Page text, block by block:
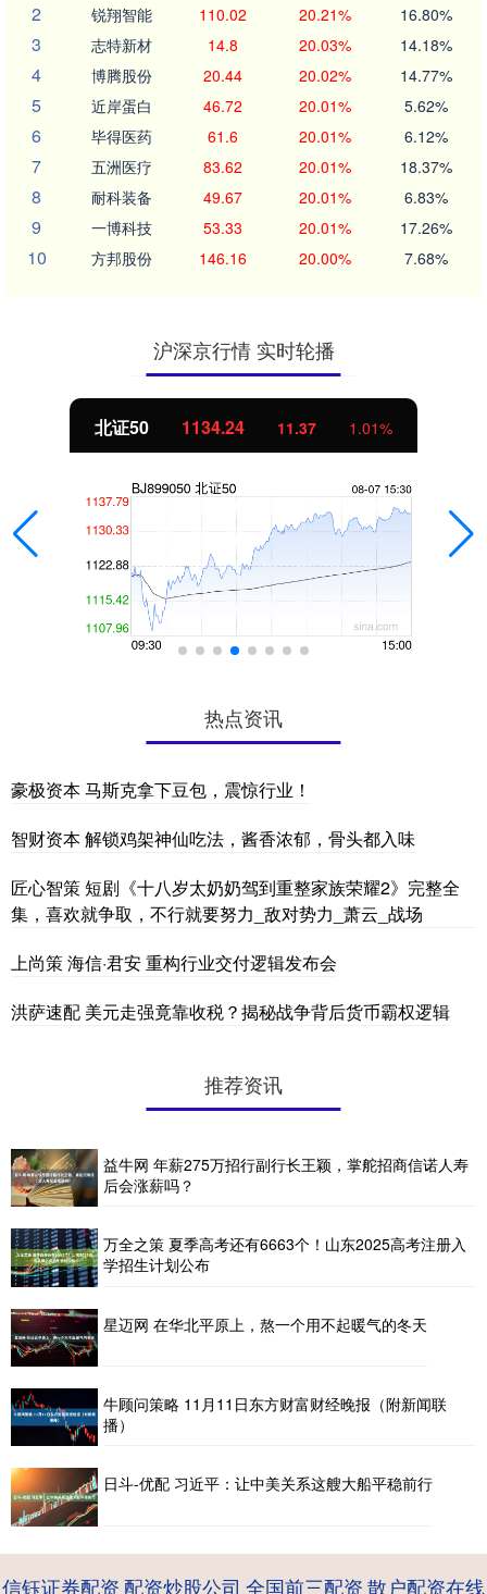
2 锐翔智能 110.02 20.21% 16.80%
3 志特新材 14.8 20.03% 14.18%
4 博腾股份 20.44 20.02% 14.77%
5 近岸蛋白 46.72 20.01% 5.62%
6 毕得医药 61.6 20.01% 6.12%
7 五洲医疗 83.62 20.01% 18.37%
8 耐科装备 49.67 20.01% 6.83%
9 一博科技 53.33 20.01% 17.26%
10 方邦股份 146.16 20.00% 7.68%
沪深京行情 实时轮播
北证50 1134.24 11.37 1.01%
热点资讯
豪极资本 马斯克拿下豆包，震惊行业！
智财资本 解锁鸡架神仙吃法，酱香浓郁，骨头都入味
匠心智策 短剧《十八岁太奶奶驾到重整家族荣耀2》完整全
集，喜欢就争取，不行就要努力_敌对势力_萧云_战场
上尚策 海信·君安 重构行业交付逻辑发布会
洪萨速配 美元走强竟靠收税？揭秘战争背后货币霸权逻辑
推荐资讯
益牛网 年薪275万招行副行长王颖，掌舵招商信诺人寿
后会涨薪吗？
万全之策 夏季高考还有6663个！山东2025高考注册入
学招生计划公布
星迈网 在华北平原上，熬一个用不起暖气的冬天
牛顾问策略 11月11日东方财富财经晚报（附新闻联
播）
日斗-优配 习近平：让中美关系这艘大船平稳前行
信钰证券配资配资炒股公司 全国前三配资散户配资在线